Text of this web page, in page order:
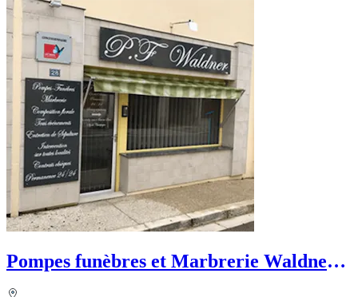
Pompes funèbres et Marbrerie Waldner -